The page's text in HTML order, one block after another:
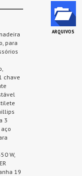
ARQUIVOS
para
chave
3
W,
19